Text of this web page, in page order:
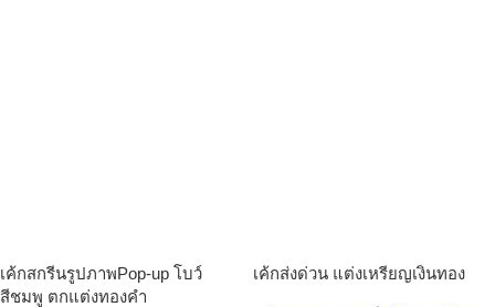
เค้กสกรีนรูปภาพPop-up โบว์
สีชมพู ตกแต่งทองคำ
เค้กส่งด่วน แต่งเหรียญเงินทอง